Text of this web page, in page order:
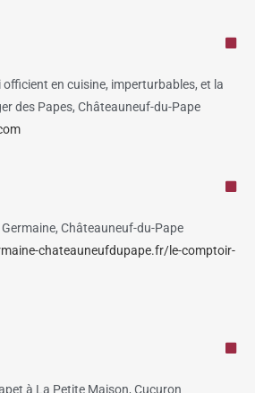
en cuisine, imperturbables, et la
des Papes, Châteauneuf-du-Pape
Châteauneuf-du-Pape
chateauneufdupape.fr/le-comptoir-
à La Petite Maison, Cucuron